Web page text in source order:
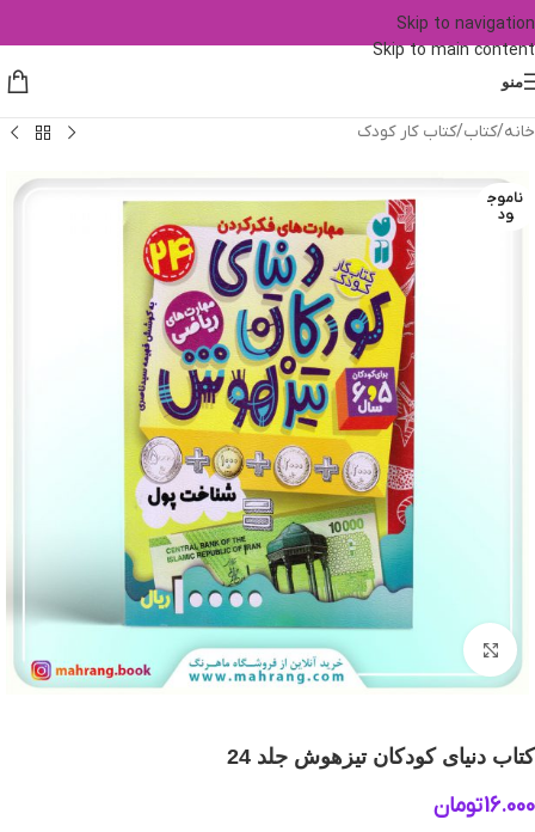
Skip to navigation
Skip to main content
منو
خانه/کتاب/کتاب کار کودک
ناموج
ود
بزرگنمایی تصویر
کتاب دنیای کودکان تیزهوش جلد 24
16.000تومان